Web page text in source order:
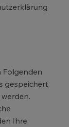
Folgenden
gespeichert
Ihre